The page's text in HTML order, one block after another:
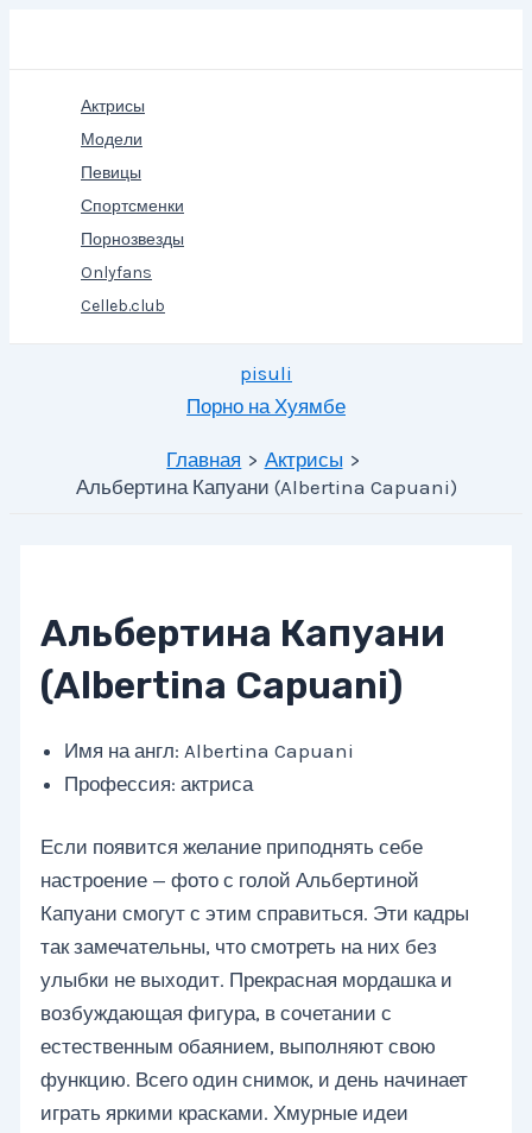
Актрисы
Модели
Певицы
Спортсменки
Порнозвезды
Onlyfans
Celleb.club
pisuli
Порно на Хуямбе
Главная
Актрисы
Альбертина Капуани (Albertina Capuani)
Альбертина Капуани
(Albertina Capuani)
Имя на англ: Albertina Capuani
Профессия: актриса
Если появится желание приподнять себе
настроение — фото с голой Альбертиной
Капуани смогут с этим справиться. Эти кадры
так замечательны, что смотреть на них без
улыбки не выходит. Прекрасная мордашка и
возбуждающая фигура, в сочетании с
естественным обаянием, выполняют свою
функцию. Всего один снимок, и день начинает
играть яркими красками. Хмурные идеи